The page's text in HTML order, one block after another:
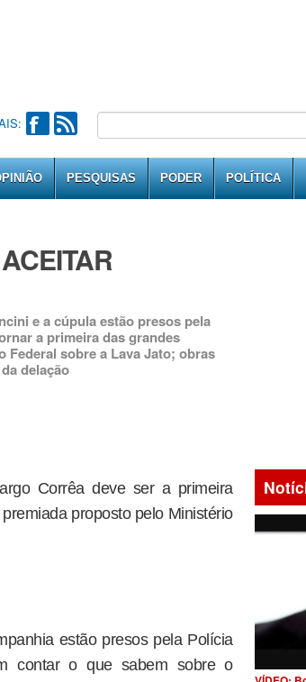
PESQUISAS PODER POLÍTICA
e a cúpula estão presos pela
a primeira das grandes
Federal sobre a Lava Jato; obras
delação
Corrêa deve ser a primeira
proposto pelo Ministério
estão presos pela Polícia
contar o que sabem sobre o